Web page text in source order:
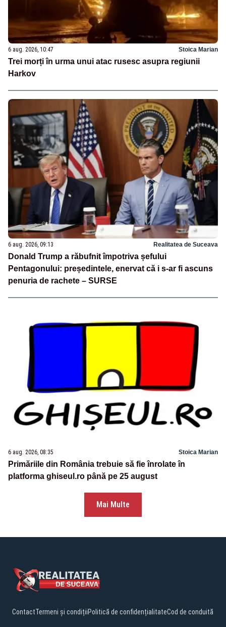
6 aug. 2026, 10:47 Stoica Marian
Trei morți în urma unui atac rusesc asupra regiunii
Harkov
6 aug. 2026, 09:13 Realitatea de Suceava
Donald Trump a răbufnit împotriva șefului
Pentagonului: președintele, enervat că i s-ar fi ascuns
penuria de rachete – SURSE
6 aug. 2026, 08:35 Stoica Marian
Primăriile din România trebuie să fie înrolate în
platforma ghiseul.ro până pe 25 august
Mai Multe
ContactTermeni și condițiiPolitică de confidențialitateCod de conduită